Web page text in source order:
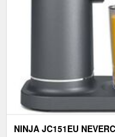
NINJA JC151EU